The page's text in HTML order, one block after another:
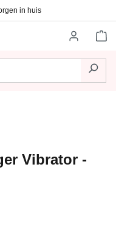
in huis
Vibrator -